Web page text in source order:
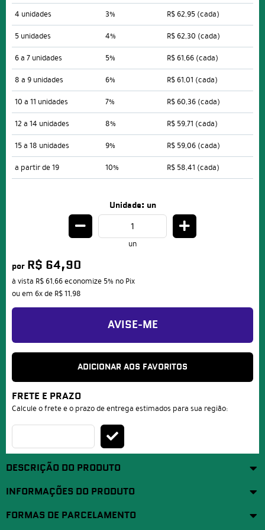
4 unidades
3% R$ 62,95 (cada)
5 unidades
4% R$ 62,30 (cada)
6 a 7 unidades
5% R$ 61,66 (cada)
8 a 9 unidades
6% R$ 61,01 (cada)
10 a 11 unidades
7% R$ 60,36 (cada)
12 a 14 unidades
8% R$ 59,71 (cada)
15 a 18 unidades
9% R$ 59,06 (cada)
a partir de 19
10% R$ 58,41 (cada)
Unidade: un
un
por R$ 64,90
à vista R$ 61,66economize 5% no Pix
ou em 6xde R$ 11,98
AVISE-ME
ADICIONAR AOS FAVORITOS
FRETE E PRAZO
Calcule o frete e o prazo de entrega estimados para sua região:
DESCRIÇÃO DO PRODUTO
INFORMAÇÕES DO PRODUTO
FORMAS DE PARCELAMENTO